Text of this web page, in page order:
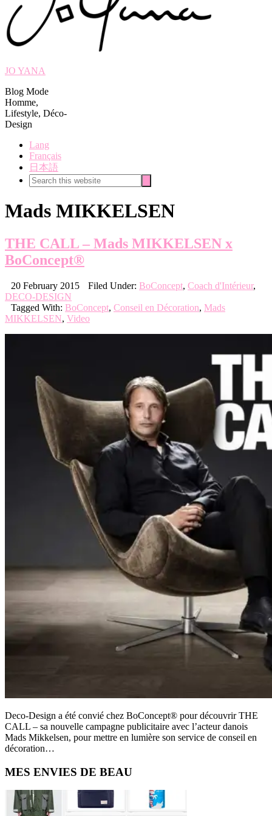
JO YANA
Blog Mode
Homme,
Lifestyle, Déco-
Design
Lang
Français
日本語
Search
this
Mads MIKKELSEN
THE CALL – Mads MIKKELSEN x
BoConcept®
20 February 2015 Filed Under: BoConcept, Coach d'Intérieur,
DECO-DESIGN
Tagged With: BoConcept, Conseil en Décoration, Mads
MIKKELSEN, Video
Deco-Design a été convié chez BoConcept® pour découvrir THE
CALL – sa nouvelle campagne publicitaire avec l’acteur danois
Mads Mikkelsen, pour mettre en lumière son service de conseil en
décoration…
Primary
Sidebar
MES ENVIES DE BEAU